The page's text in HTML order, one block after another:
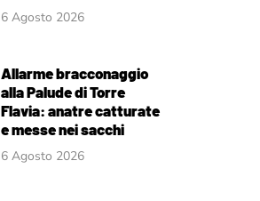
6 Agosto 2026
Allarme bracconaggio
alla Palude di Torre
Flavia: anatre catturate
e messe nei sacchi
6 Agosto 2026